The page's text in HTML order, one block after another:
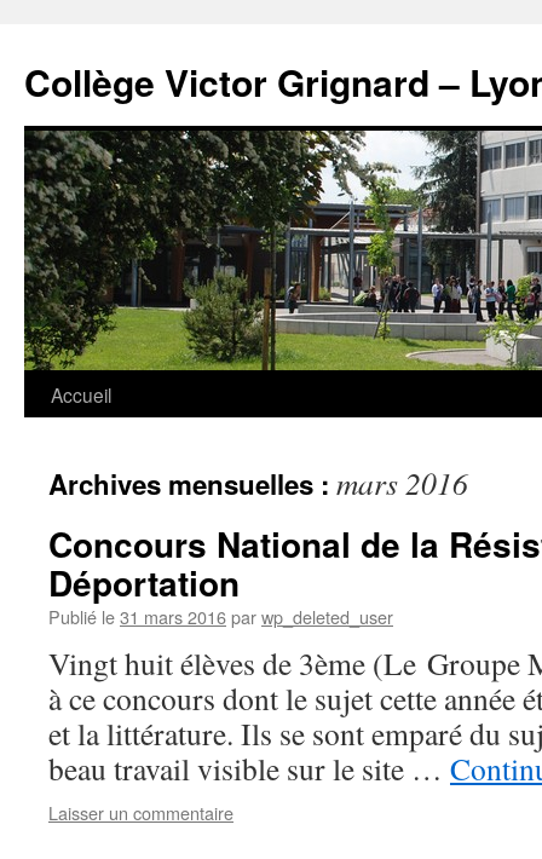
contenu
Collège Victor Grignard –
Accueil
Archives mensuelles : mars 2016
Concours National de la
Déportation
Publié le31 mars 2016parwp_deleted_user
Vingt huit élèves de 3ème (Le Groupe
à ce concours dont le sujet cette année
et la littérature. Ils se sont emparé du
beau travail visible sur le site …
Laisser un commentaire